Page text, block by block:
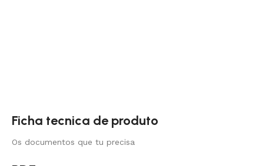
Ficha tecnica de produto
Os documentos que tu precisa